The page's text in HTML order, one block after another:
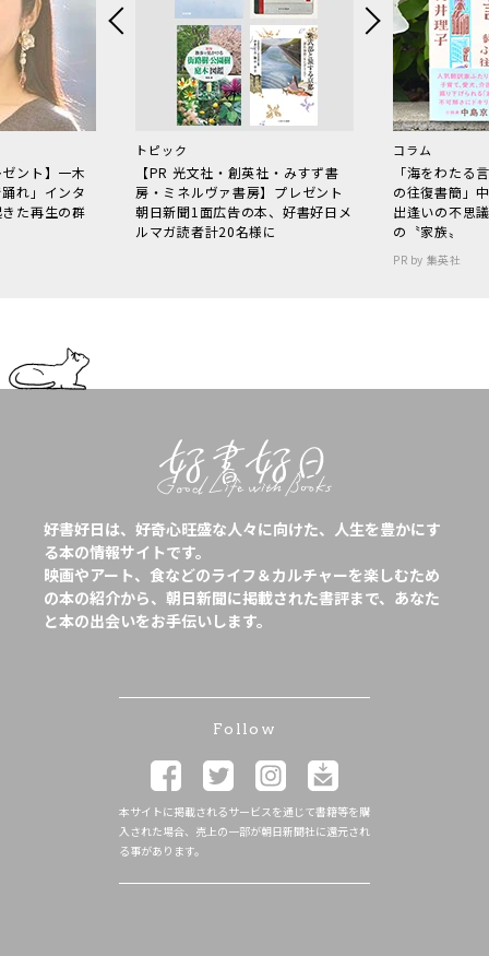
ント】一木
れ」インタ
た再生の群
トピック
【PR 光文社・創英社・みすず書
房・ミネルヴァ書房】プレゼント
朝日新聞1面広告の本、好書好日メ
ルマガ読者計20名様に
コラム
「海をわた
の往復書簡」
出逢いの不思
の〝家族〟
PR by 集英社
好書好日は、好奇心旺盛な人々に向けた、人生を豊かにす
る本の情報サイトです。
映画やアート、食などのライフ＆カルチャーを楽しむため
の本の紹介から、朝日新聞に掲載された書評まで、あなた
と本の出会いをお手伝いします。
Follow
本サイトに掲載されるサービスを通じて書籍等を購
入された場合、売上の一部が朝日新聞社に還元され
る事があります。